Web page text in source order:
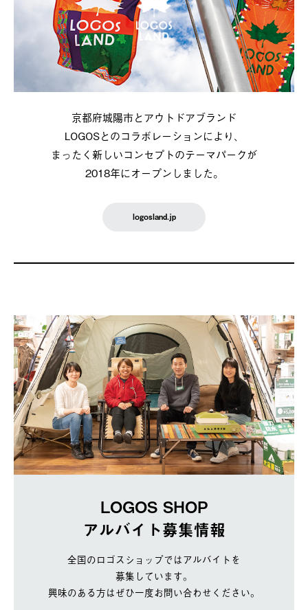
京都府城陽市とアウトドアブランド
LOGOSとのコラボレーションにより、
まったく新しいコンセプトのテーマパークが
2018年にオープンしました。
logosland.jp
LOGOS SHOP
アルバイト募集情報
全国のロゴスショップではアルバイトを
募集しています。
興味のある方はぜひ一度お問い合わせください。